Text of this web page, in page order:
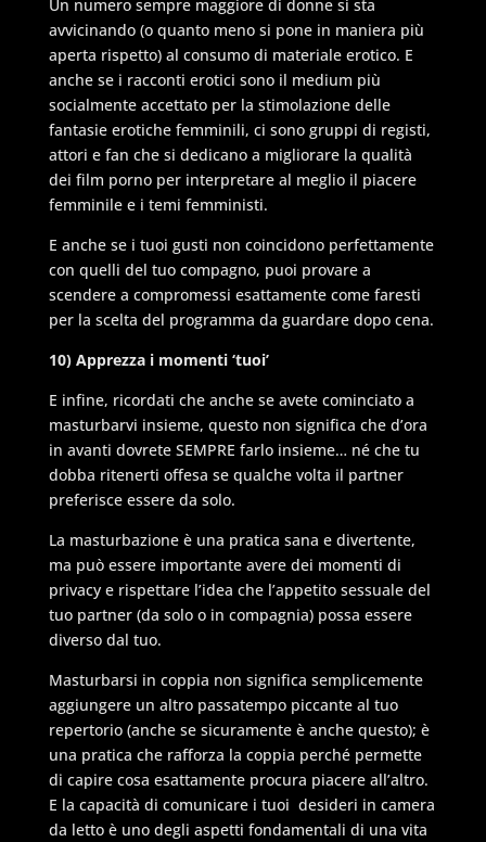
Un numero sempre maggiore di donne si sta
avvicinando (o quanto meno si pone in maniera più
aperta rispetto) al consumo di materiale erotico. E
anche se i racconti erotici sono il medium più
socialmente accettato per la stimolazione delle
fantasie erotiche femminili, ci sono gruppi di registi,
attori e fan che si dedicano a migliorare la qualità
dei film porno per interpretare al meglio il piacere
femminile e i temi femministi.
E anche se i tuoi gusti non coincidono perfettamente
con quelli del tuo compagno, puoi provare a
scendere a compromessi esattamente come faresti
per la scelta del programma da guardare dopo cena.
10) Apprezza i momenti ‘tuoi’
E infine, ricordati che anche se avete cominciato a
masturbarvi insieme, questo non significa che d’ora
in avanti dovrete SEMPRE farlo insieme… né che tu
dobba ritenerti offesa se qualche volta il partner
preferisce essere da solo.
La masturbazione è una pratica sana e divertente,
ma può essere importante avere dei momenti di
privacy e rispettare l’idea che l’appetito sessuale del
tuo partner (da solo o in compagnia) possa essere
diverso dal tuo.
Masturbarsi in coppia non significa semplicemente
aggiungere un altro passatempo piccante al tuo
repertorio (anche se sicuramente è anche questo); è
una pratica che rafforza la coppia perché permette
di capire cosa esattamente procura piacere all’altro.
E la capacità di comunicare i tuoi desideri in camera
da letto è uno degli aspetti fondamentali di una vita